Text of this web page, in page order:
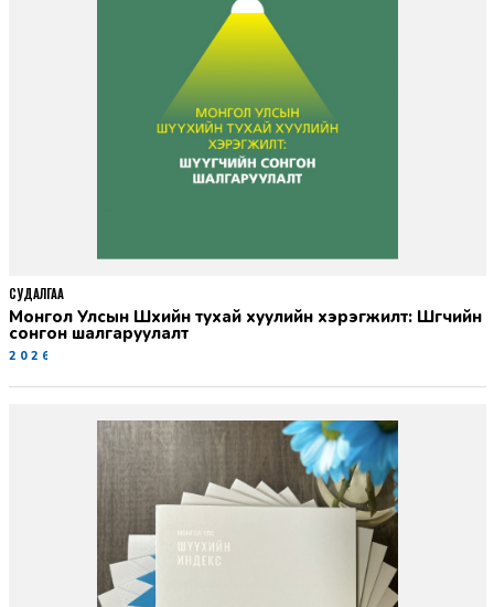
Монгол Улсын Шүүхийн тухай хуулийн хэрэгжилт: Шүүгчийн
сонгон шалгаруулалт
2026-06-19
СУДАЛГАА